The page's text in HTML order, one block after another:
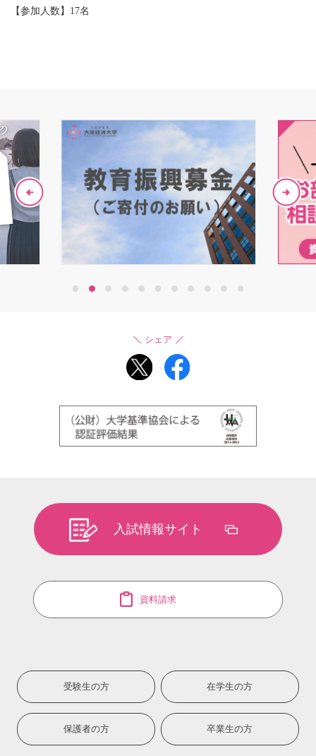
【参加人数】17名
2 4 5 7 9
シェア
入試情報サイト
資料請求
受験生の方 在学生の方
保護者の方 卒業生の方